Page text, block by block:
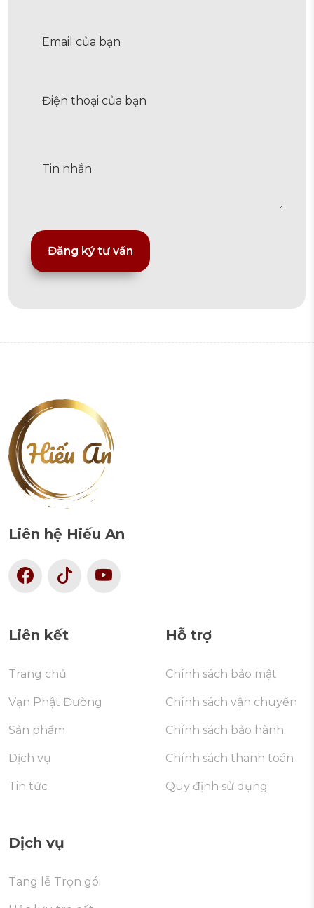
Liên hệ Hiếu An
Liên kết
Trang chủ
Vạn Phật Đường
Sản phẩm
Dịch vụ
Tin tức
Hỗ trợ
Chính sách bảo mật
Chính sách vận chuyển
Chính sách bảo hành
Chính sách thanh toán
Quy định sử dụng
Dịch vụ
Tang lễ Trọn gói